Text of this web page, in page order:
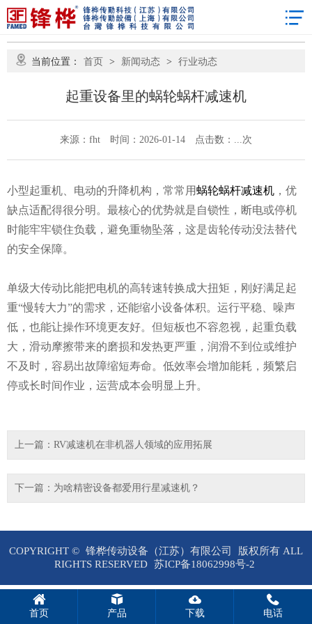
当前位置： 首页 > 新闻动态 > 行业动态
起重设备里的蜗轮蜗杆减速机
来源：fht 时间：2026-01-14 点击数： ...次
小型起重机、电动的升降机构，常常用蜗轮蜗杆减速机 ，优
缺点适配得很分明。最核心的优势就是自锁性，断电或停机
时能牢牢锁住负载，避免重物坠落，这是齿轮传动没法替代
的安全保障。
单级大传动比能把电机的高转速转换成大扭矩，刚好满足起
重“慢转大力”的需求，还能缩小设备体积。运行平稳、噪声
低，也能让操作环境更友好。但短板也不容忽视，起重负载
大，滑动摩擦带来的磨损和发热更严重，润滑不到位或维护
不及时，容易出故障缩短寿命。低效率会增加能耗，频繁启
停或长时间作业，运营成本会明显上升。
上一篇： RV减速机在非机器人领域的应用拓展
下一篇： 为啥精密设备都爱用行星减速机？
COPYRIGHT © 锋桦传动设备（江苏）有限公司
版权所有 ALL
RIGHTS RESERVED 苏ICP备18062998号-2
首页 产品 下载 电话